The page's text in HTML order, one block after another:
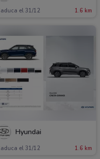
el 31/12 1.6 km
Hyundai
el 31/12 1.6 km